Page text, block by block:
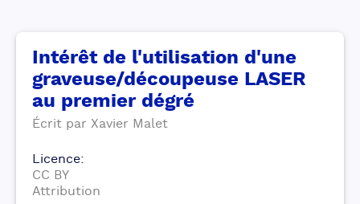
Intérêt de l'utilisation d'une
graveuse/découpeuse LASER
au premier dégré
Écrit par Xavier Malet
Licence:
CC BY
Attribution